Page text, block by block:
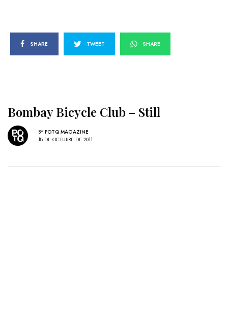
SHARE TWEET SHARE
Bombay Bicycle Club – Still
BY POTQ MAGAZINE
18 DE OCTUBRE DE 2011